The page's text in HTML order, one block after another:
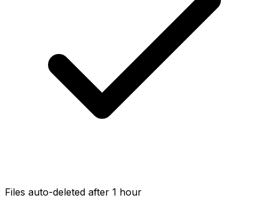
Files auto-deleted after 1 hour